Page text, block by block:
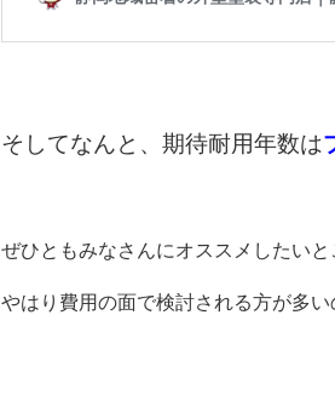
そしてなんと、期待耐用年数は
ぜひともみなさんにオススメしたいと
やはり費用の面で検討される方が多い